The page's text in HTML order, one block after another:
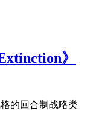
》
的回合制战略类